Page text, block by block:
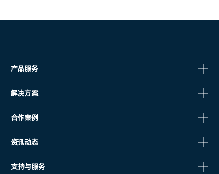
产品服务
解决方案
合作案例
资讯动态
支持与服务